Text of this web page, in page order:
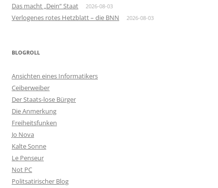
Das macht „Dein“ Staat 2026-08-03
Verlogenes rotes Hetzblatt – die BNN 2026-08-03
BLOGROLL
Ansichten eines Informatikers
Ceiberweiber
Der Staats-lose Bürger
Die Anmerkung
Freiheitsfunken
Jo Nova
Kalte Sonne
Le Penseur
Not PC
Politsatirischer Blog